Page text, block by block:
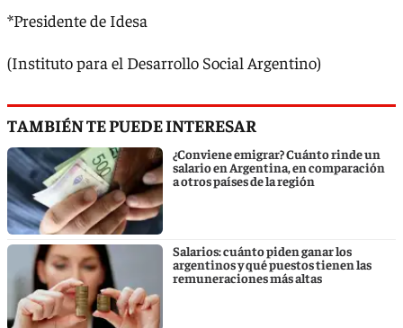
*Presidente de Idesa
(Instituto para el Desarrollo Social Argentino)
TAMBIÉN TE PUEDE INTERESAR
¿Conviene emigrar? Cuánto rinde un
salario en Argentina, en comparación
a otros países de la región
Salarios: cuánto piden ganar los
argentinos y qué puestos tienen las
remuneraciones más altas